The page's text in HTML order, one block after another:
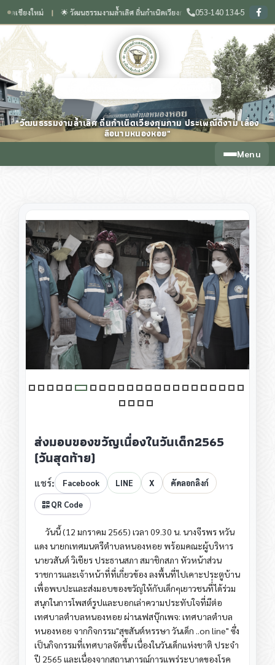
ใหม่ ❙ 🌟 วัฒนธรรมงามล้ำเลิศ ถิ่นกำเนิดเวียงกุมกาม ประเพณีดีงาม เลื่องลือนามหน
053-140 134-5
"วัฒนธรรมงามล้ำเลิศ ถิ่นกำเนิดเวียงกุมกาม ประเพณีดีงาม เลื่อง
ลือนามหนองหอย"
Menu
ส่งมอบของขวัญเนื่องในวันเด็ก2565
(วันสุดท้าย)
แชร์: Facebook LINE X คัดลอกลิงก์
QR Code
วันนี้ (12 มกราคม 2565) เวลา 09.30 น. นางจีรพร หวัน
แดง นายกเทศมนตรีตำบลหนองหอย พร้อมคณะผู้บริหาร
นายวสันต์ วิเชียร ประธานสภา สมาชิกสภา หัวหน้าส่วน
ราชการและเจ้าหน้าที่ที่เกี่ยวข้อง ลงพื้นที่ไปเคาะประตูบ้าน
เพื่อพบปะและส่งมอบของขวัญให้กับเด็กๆเยาวชนที่่ได้ร่วม
สนุกในการโพสต์รูปและบอกเล่าความประทับใจที่มีต่อ
เทศบาลตำบลหนองหอย ผ่านเฟสบุ๊กเพจ: เทศบาลตำบล
หนองหอย จากกิจกรรม"สุขสันต์หรรษา วันเด็ก ..on line" ซึ่ง
เป็นกิจกรรมที่เทศบาลจัดขึ้น เนื่องในวันเด็กแห่งชาติ ประจำ
ปี 2565 และเนื่องจากสถานการณ์การแพร่ระบาดของโรค